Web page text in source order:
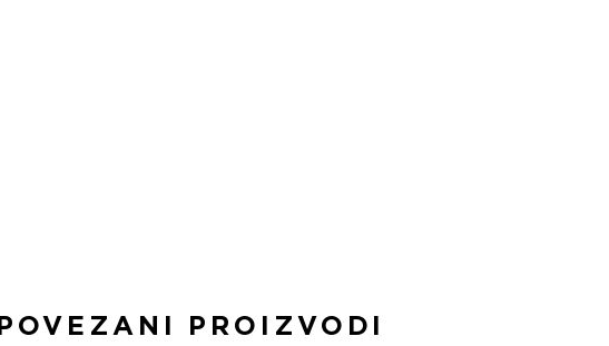
POVEZANI PROIZVODI